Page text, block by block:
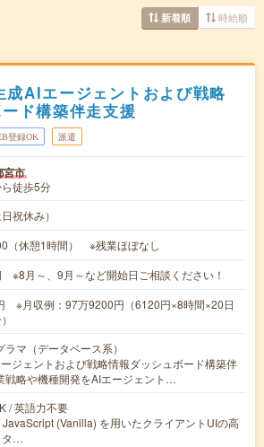
新着順 時給順
成AIエージェントおよび戦略
ド構築伴走支援
登録OK 派遣
宮市
徒歩5分
祝休み）
（休憩1時間） ※残業ほぼなし
※8月～、9月～など開始日ご相談ください！
※月収例：97万9200円（6120円×8時間×20日
マ（データベース系）
ージェントおよび戦略情報ダッシュボード構築伴
戦略や機種開発をAIエージェント…
/ 英語力不要
JavaScript (Vanilla) を用いたクライアントUIの高
タ…